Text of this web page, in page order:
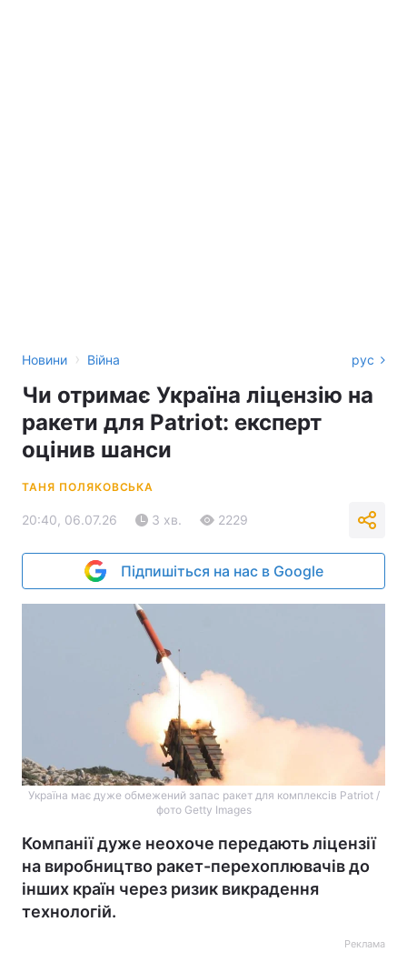
Новини › Війна рус
Чи отримає Україна ліцензію на
ракети для Patriot: експерт
оцінив шанси
ТАНЯ ПОЛЯКОВСЬКА
20:40, 06.07.26 3 хв. 2229
Підпишіться на нас в Google
Україна має дуже обмежений запас ракет для комплексів Patriot /
фото Getty Images
Компанії дуже неохоче передають ліцензії
на виробництво ракет-перехоплювачів до
інших країн через ризик викрадення
технологій.
Реклама